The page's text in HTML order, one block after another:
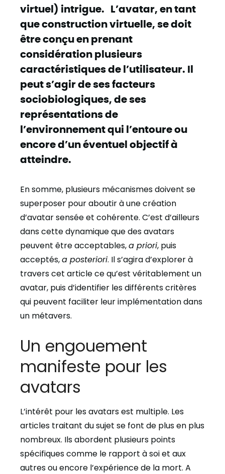
virtuel) intrigue. L’avatar, en tant
que construction virtuelle, se doit
être conçu en prenant
considération plusieurs
caractéristiques de l’utilisateur. Il
peut s’agir de ses facteurs
sociobiologiques, de ses
représentations de
l’environnement qui l’entoure ou
encore d’un éventuel objectif à
atteindre.
En somme, plusieurs mécanismes doivent se
superposer pour aboutir à une création
d’avatar sensée et cohérente. C’est d’ailleurs
dans cette dynamique que des avatars
peuvent être acceptables,a priori, puis
acceptés,a posteriori. Il s’agira d’explorer à
travers cet article ce qu’est véritablement un
avatar, puis d’identifier les différents critères
qui peuvent faciliter leur implémentation dans
un métavers.
Un engouement
manifeste pour les
avatars
L’intérêt pour les avatars est multiple. Les
articles traitant du sujet se font de plus en plus
nombreux. Ils abordent plusieurs points
spécifiques comme le rapport à soi et aux
autres ou encore l’expérience de la mort. A